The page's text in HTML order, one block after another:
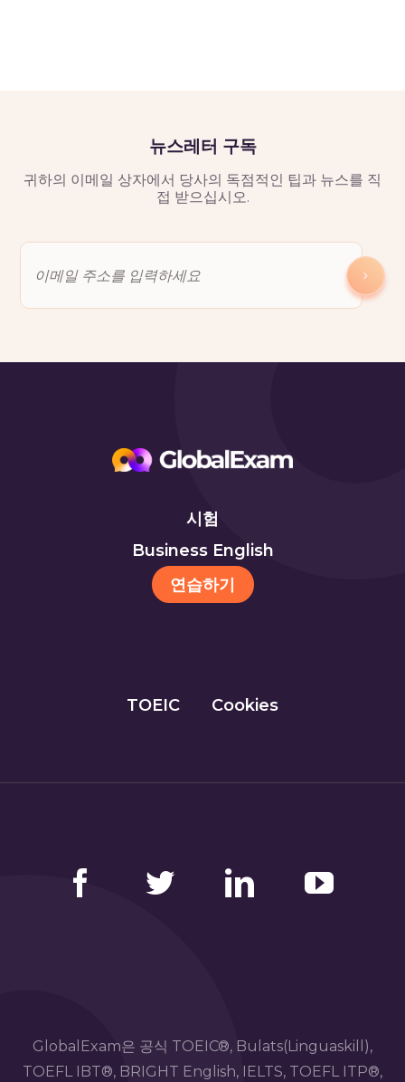
뉴스레터 구독
귀하의 이메일 상자에서 당사의 독점적인 팁과 뉴스를 직
접 받으십시오.
시험
Business English
연습하기
TOEIC Cookies
GlobalExam은 공식 TOEIC®, Bulats(Linguaskill),
TOEFL IBT®, BRIGHT English, IELTS, TOEFL ITP®,